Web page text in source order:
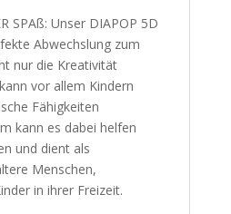
SPAß: Unser DIAPOP 5D
Abwechslung zum
nur die Kreativität
vor allem Kindern
Fähigkeiten
kann es dabei helfen
und dient als
Menschen,
in ihrer Freizeit.